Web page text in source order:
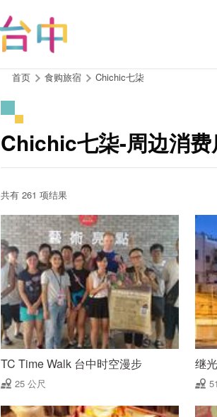
首页 食购旅宿 Chichic七柒
Chichic七柒-周边消费
共有 261 项结果
TC Time Walk 台中时空漫步
25 公尺
继